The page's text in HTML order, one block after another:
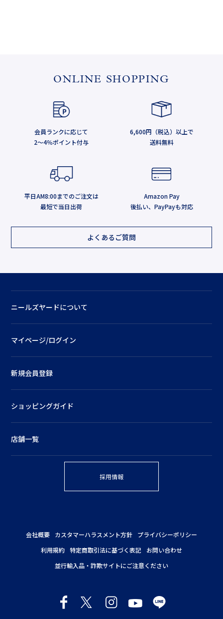
ONLINE SHOPPING
会員ランクに応じて
2～4％ポイント付与
6,600円（税込）以上で
送料無料
平日AM8:00までのご注文は
最短で当日出荷
Amazon Pay
後払い、PayPayも対応
よくあるご質問
ニールズヤードについて
マイページ/ログイン
新規会員登録
ショッピングガイド
店舗一覧
採用情報
会社概要 カスタマーハラスメント方針
プライバシーポリシー
利用規約 特定商取引法に基づく表記
お問い合わせ
並行輸入品・詐欺サイトにご注意ください